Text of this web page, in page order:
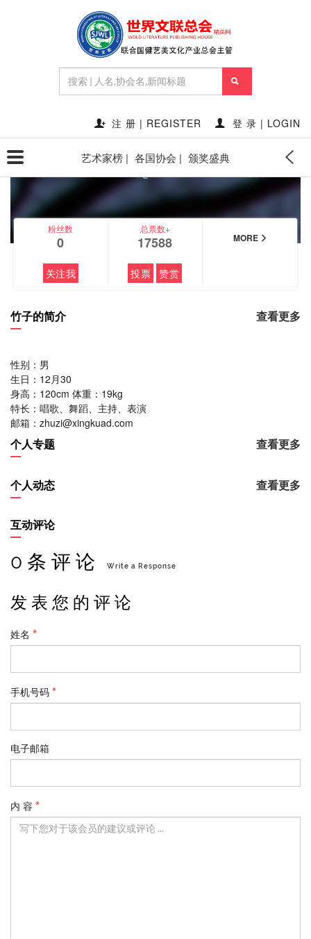
注 册 | REGISTER 登 录 | LOGIN
艺术家榜 | 各国协会 | 颁奖盛典
FEATURED
竹子
粉丝数
0
关注我
总票数+
17588
投票 赞赏
MORE
竹子的简介 查看更多
性别：男
生日：12月30
身高：120cm 体重：19kg
特长：唱歌、舞蹈、主持、表演
邮箱：zhuzi@xingkuad.com
个人专题 查看更多
个人动态 查看更多
互动评论
0 条 评 论 Write a Response
发 表 您 的 评 论
姓名
手机号码
电子邮箱
内 容